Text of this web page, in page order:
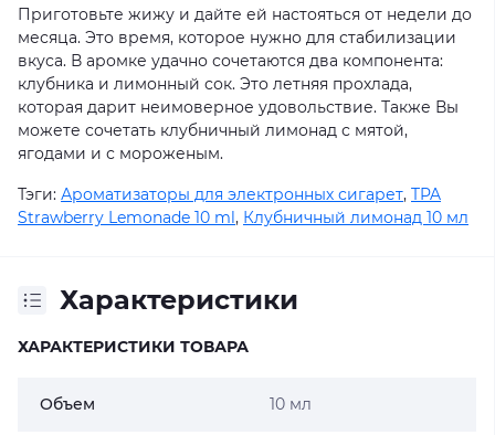
Приготовьте жижу и дайте ей настояться от недели до
месяца. Это время, которое нужно для стабилизации
вкуса. В аромке удачно сочетаются два компонента:
клубника и лимонный сок. Это летняя прохлада,
которая дарит неимоверное удовольствие. Также Вы
можете сочетать клубничный лимонад с мятой,
ягодами и с мороженым.
Тэги: Ароматизаторы для электронных сигарет, TPA
Strawberry Lemonade 10 ml, Клубничный лимонад 10 мл
Характеристики
ХАРАКТЕРИСТИКИ ТОВАРА
Объем 10 мл